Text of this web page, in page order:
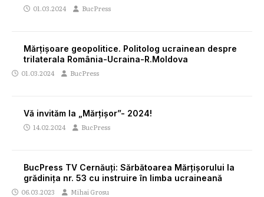
01.03.2024 BucPress
Mărțișoare geopolitice. Politolog ucrainean despre
trilaterala România-Ucraina-R.Moldova
01.03.2024 BucPress
Vă invităm la „Mărţişor”- 2024!
14.02.2024 BucPress
BucPress TV Cernăuți: Sărbătoarea Mărțișorului la
grădinița nr. 53 cu instruire în limba ucraineană
06.03.2023 Mihai Grosu